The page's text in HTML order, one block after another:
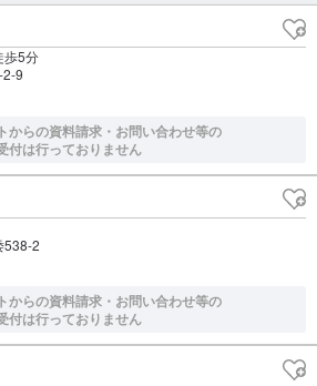
歩5分
9
からの資料請求・お問い合わせ等の
付は行っておりません
538-2
からの資料請求・お問い合わせ等の
付は行っておりません